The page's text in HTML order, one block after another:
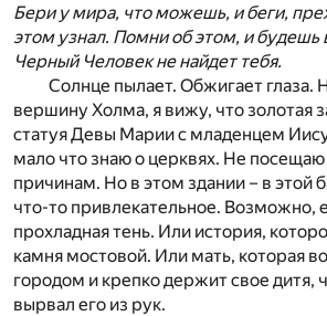
Бери у мира, что можешь, и беги,
этом узнал. Помни об этом, и будешь
Черный Человек не найдет тебя.
Солнце пылает. Обжигает глаза.
вершину Холма, я вижу, что золотая
статуя Девы Марии с младенцем
мало что знаю о церквях. Не
причинам. Но в этом здании – в этой
что-то привлекательное. Возможно,
прохладная тень. Или история,
камня мостовой. Или мать, которая
городом и крепко держит свое дитя,
вырвал его из рук.